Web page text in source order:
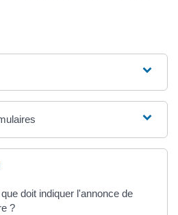
doit indiquer l'annonce de
?